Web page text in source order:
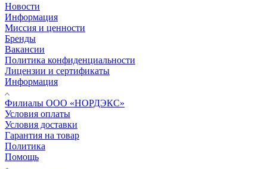
Новости
Информация
Миссия и ценности
Бренды
Вакансии
Политика конфиденциальности
Лицензии и сертификаты
Информация
Филиалы ООО «НОРДЭКС»
Условия оплаты
Условия доставки
Гарантия на товар
Политика
Помощь